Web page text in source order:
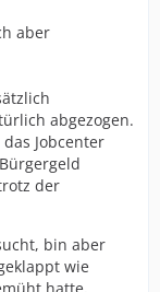
aber
abgezogen.
Jobcenter
der
bin aber
wie